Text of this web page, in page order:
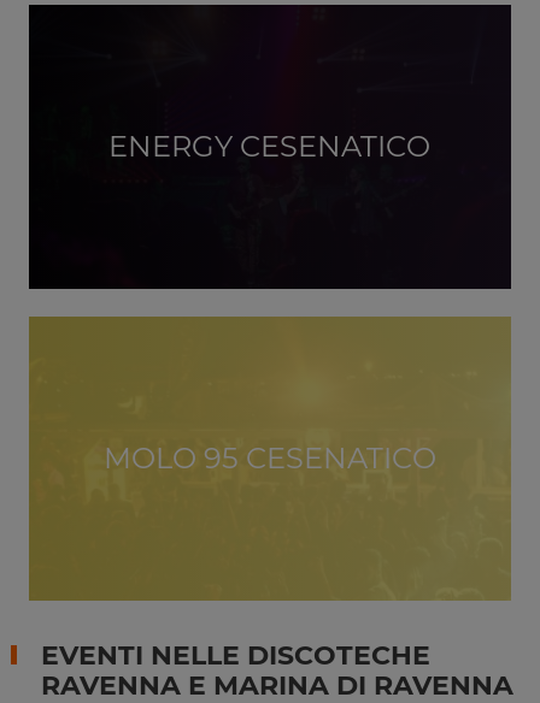
ENERGY CESENATICO
MOLO 95 CESENATICO
EVENTI NELLE DISCOTECHE
RAVENNA E MARINA DI RAVENNA